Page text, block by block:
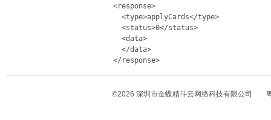
<response>
   <type>applyCards</type>
   <status>0</status>
   <data>
   </data>
©2026 深圳市金蝶精斗云网络科技有限公司